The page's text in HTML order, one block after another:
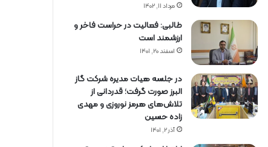
مرداد ۱۱, ۱۴۰۲
طالبی: فعالیت در حراست فاخر و
ارزشمند است
اسفند ۲۰, ۱۴۰۱
در جلسه هیات مدیره شرکت گاز
البرز صورت گرفت؛ قدردانی از
تلاش‌های هرمز نوروزی و مهدی
زاده حسین
آذر ۲, ۱۴۰۱